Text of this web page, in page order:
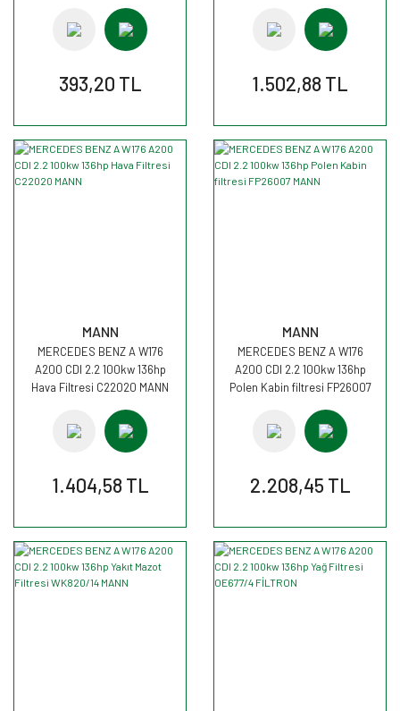
393,20 TL 1.502,88 TL
MANN
MERCEDES BENZ A W176
A200 CDI 2.2 100kw 136hp
Hava Filtresi C22020 MANN
1.404,58 TL
MANN
MERCEDES BENZ A W176
A200 CDI 2.2 100kw 136hp
Polen Kabin filtresi FP26007
2.208,45 TL